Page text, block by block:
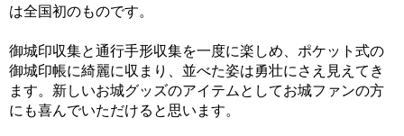
は全国初のものです。
御城印収集と通行手形収集を一度に楽しめ、ポケット式の
御城印帳に綺麗に収まり、並べた姿は勇壮にさえ見えてき
ます。新しいお城グッズのアイテムとしてお城ファンの方
にも喜んでいただけると思います。